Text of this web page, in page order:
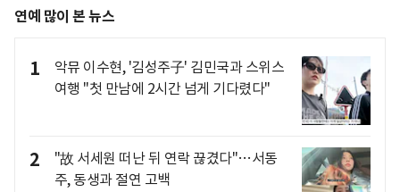
연예 많이 본 뉴스
1
악뮤 이수현, '김성주子' 김민국과 스위스
여행 "첫 만남에 2시간 넘게 기다렸다"
2
"故 서세원 떠난 뒤 연락 끊겼다"…서동
주, 동생과 절연 고백